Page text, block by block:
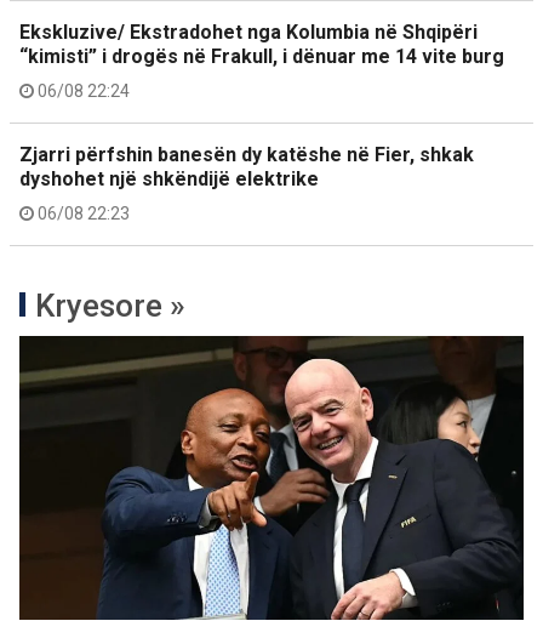
Ekskluzive/ Ekstradohet nga Kolumbia në Shqipëri
“kimisti” i drogës në Frakull, i dënuar me 14 vite burg
06/08 22:24
Zjarri përfshin banesën dy katëshe në Fier, shkak
dyshohet një shkëndijë elektrike
06/08 22:23
Kryesore »